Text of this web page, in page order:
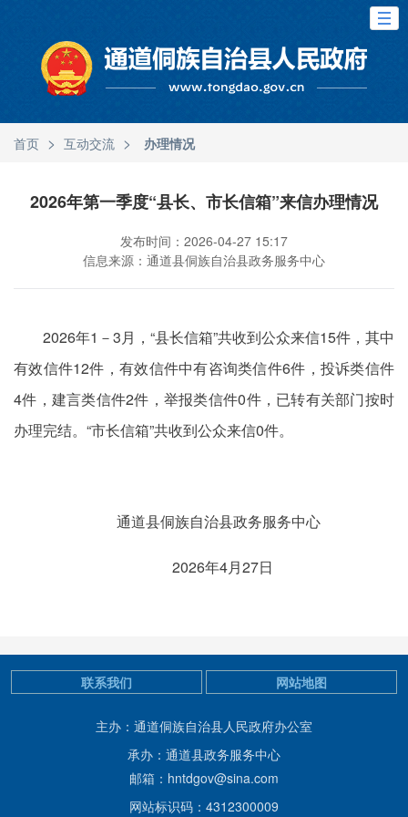
首页 > 互动交流 > 办理情况
2026年第一季度“县长、市长信箱”来信办理情况
发布时间：2026-04-27 15:17
信息来源：通道县侗族自治县政务服务中心
2026年1－3月，“县长信箱”共收到公众来信15件，其中
有效信件12件，有效信件中有咨询类信件6件，投诉类信件
4件，建言类信件2件，举报类信件0件，已转有关部门按时
办理完结。“市长信箱”共收到公众来信0件。
通道县侗族自治县政务服务中心
2026年4月27日
主办：通道侗族自治县人民政府办公室
承办：通道县政务服务中心
邮箱：hntdgov@sina.com
网站标识码：4312300009
联系我们 网站地图